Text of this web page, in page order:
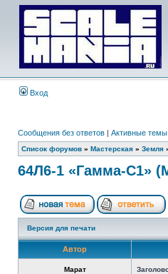
Вход
Сообщения без ответов | Активные темы
Список форумов » Мастерская » Земля
64Л6-1 «Гамма-С1»
Версия для печати
Автор
Марат